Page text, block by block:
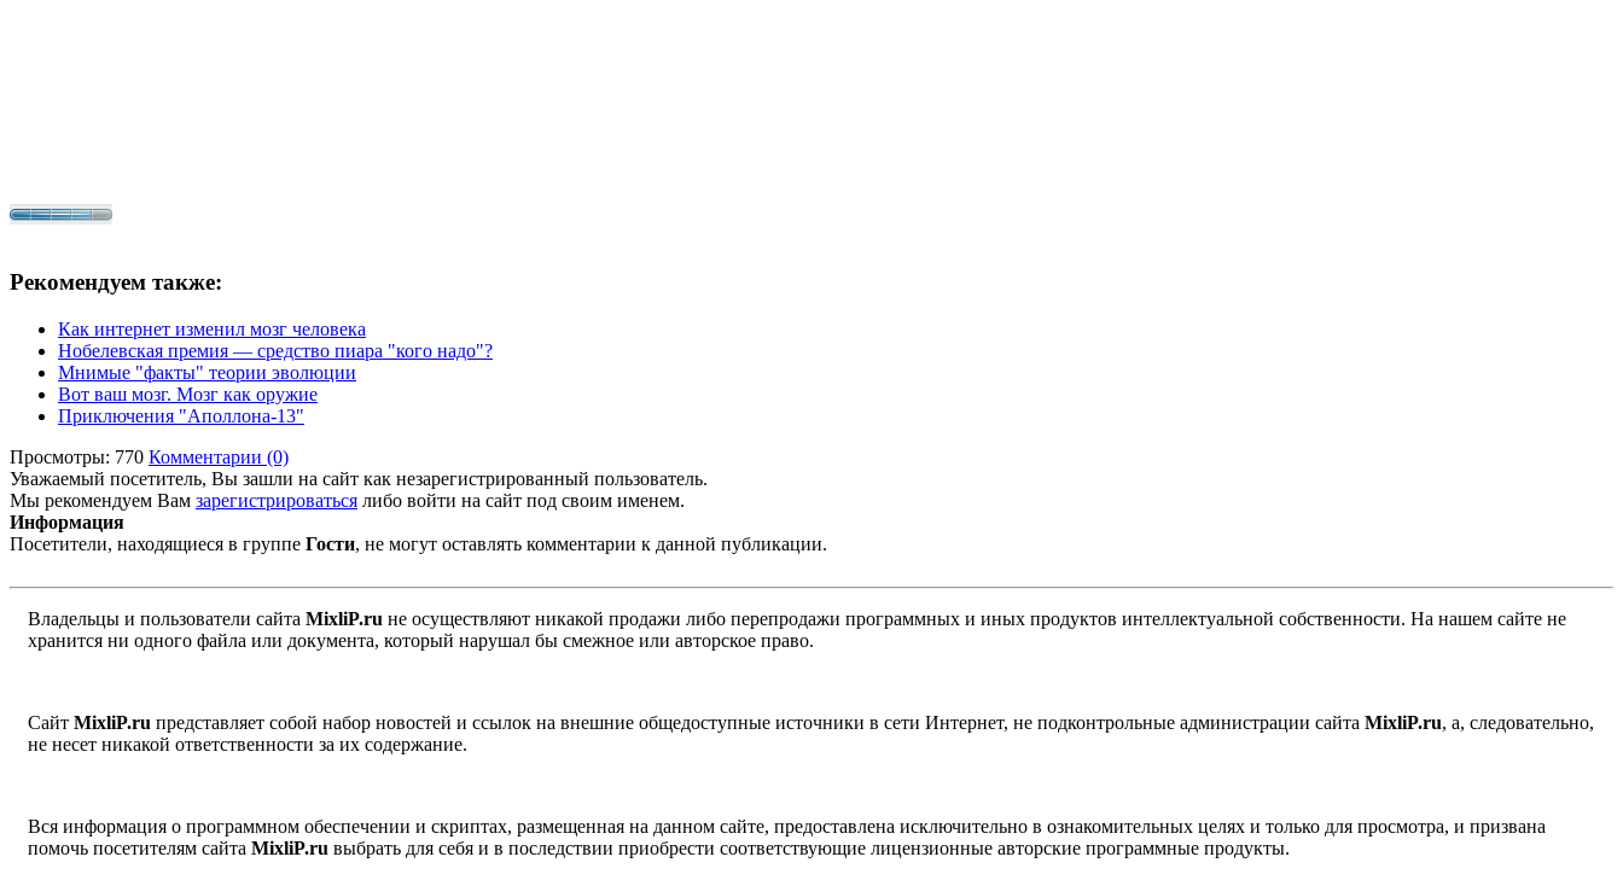
Рекомендуем также:
Как интернет изменил мозг человека
Нобелевская премия — средство пиара "кого надо"?
Мнимые "факты" теории эволюции
Вот ваш мозг. Мозг как оружие
Приключения "Аполлона-13"
Просмотры: 770 Комментарии (0)
Уважаемый посетитель, Вы зашли на сайт как незарегистрированный пользователь.
Мы рекомендуем Вам зарегистрироваться либо войти на сайт под своим именем.
Информация
Посетители, находящиеся в группе Гости, не могут оставлять комментарии к данной публикации.
Владельцы и пользователи сайта MixliP.ru не осуществляют никакой продажи либо перепродажи программных и иных продуктов интеллектуальной собственности. На нашем сайте не
хранится ни одного файла или документа, который нарушал бы смежное или авторское право.
Сайт MixliP.ru представляет собой набор новостей и ссылок на внешние общедоступные источники в сети Интернет, не подконтрольные администрации сайта MixliP.ru, а, следовательно,
не несет никакой ответственности за их содержание.
Вся информация о программном обеспечении и скриптах, размещенная на данном сайте, предоставлена исключительно в ознакомительных целях и только для просмотра, и призвана
помочь посетителям сайта MixliP.ru выбрать для себя и в последствии приобрести соответствующие лицензионные авторские программные продукты.